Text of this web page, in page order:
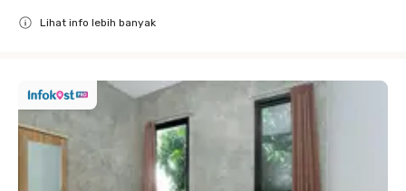
Lihat info lebih banyak